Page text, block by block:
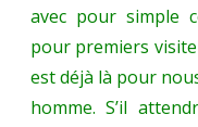
avec pour simple
pour premiers
est déjà là pour
homme. S’il